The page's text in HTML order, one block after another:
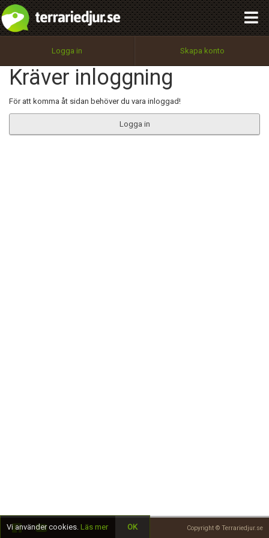
Logga in Skapa konto
Kräver inloggning
För att komma åt sidan behöver du vara inloggad!
Logga in
Copyright © Terrariedjur.se
Utför
100%
OK
integritetspolicy
Namn:
Epost:
Begär nytt lösenord
Tillbaka till förstasidan
Vi använder cookies. Läs mer OK